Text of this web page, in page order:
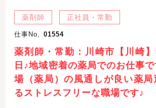
薬剤師 正社員・常勤
仕事No, 01554
薬剤師・常勤：川崎市【川崎
日♪地域密着の薬局でのお仕事
場（薬局）の風通しが良い薬局
るストレスフリーな職場です♪